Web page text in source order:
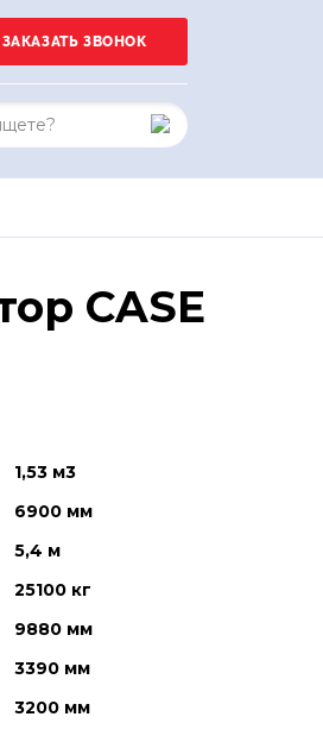
CASE
1,53 м3
6900 мм
5,4 м
25100 кг
9880 мм
3390 мм
3200 мм